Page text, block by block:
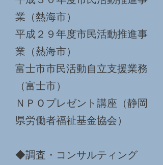
業（熱海市）
平成２９年度市民活動推進事
業（熱海市）
富士市市民活動自立支援業務
（富士市）
ＮＰＯプレゼント講座（静岡
県労働者福祉基金協会）
◆調査・コンサルティング